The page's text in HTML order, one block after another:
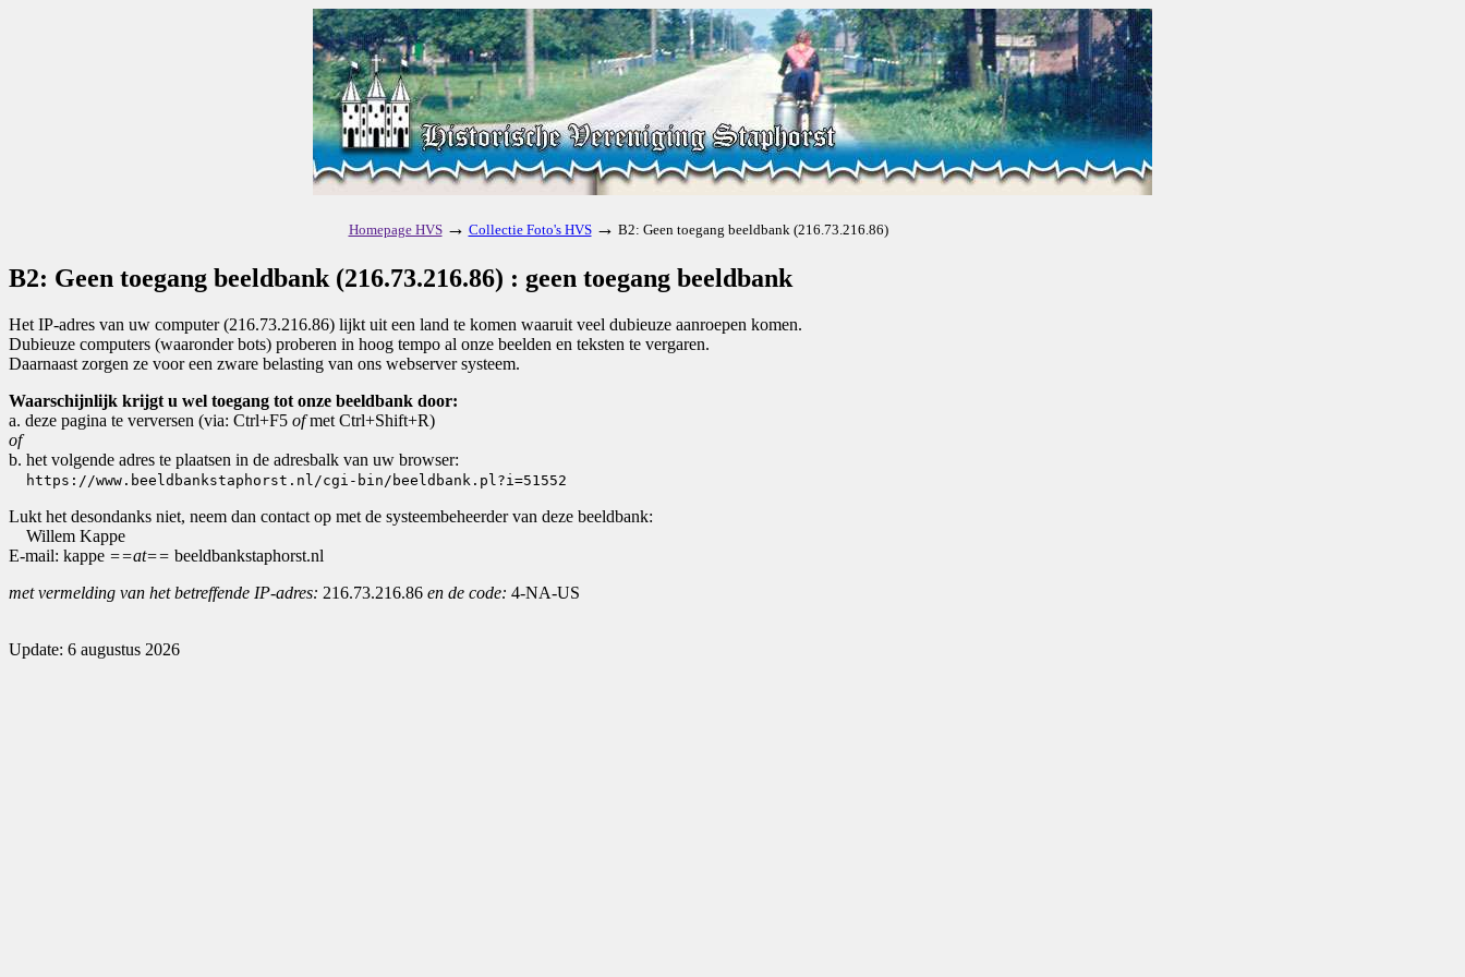
Homepage HVS → Collectie Foto's HVS → B2: Geen toegang beeldbank (216.73.216.86)
B2: Geen toegang beeldbank (216.73.216.86) : geen toegang beeldbank
Het IP-adres van uw computer (216.73.216.86) lijkt uit een land te komen waaruit veel dubieuze aanroepen komen.
Dubieuze computers (waaronder bots) proberen in hoog tempo al onze beelden en teksten te vergaren.
Daarnaast zorgen ze voor een zware belasting van ons webserver systeem.
Waarschijnlijk krijgt u wel toegang tot onze beeldbank door:
a. deze pagina te verversen (via: Ctrl+F5 ofmet Ctrl+Shift+R)
of
b. het volgende adres te plaatsen in de adresbalk van uw browser:
https://www.beeldbankstaphorst.nl/cgi-bin/beeldbank.pl?i=51552
Lukt het desondanks niet, neem dan contact op met de systeembeheerder van deze beeldbank:
Willem Kappe
E-mail: kappe ==at== beeldbankstaphorst.nl
met vermelding van het betreffende IP-adres: 216.73.216.86 en de code: 4-NA-US
Update: 6 augustus 2026